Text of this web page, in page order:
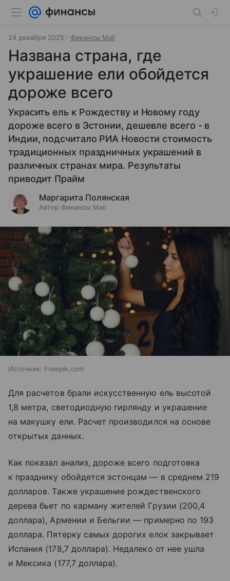
24 декабря 2025 Финансы Mail
Названа страна, где
украшение ели обойдется
дороже всего
Украсить ель к Рождеству и Новому году
дороже всего в Эстонии, дешевле всего - в
Индии, подсчитало РИА Новости стоимость
традиционных праздничных украшений в
различных странах мира. Результаты
приводит Прайм
Маргарита Полянская
Автор Финансы Mail
Источник: Freepik.com
Для расчетов брали искусственную ель высотой
1,8 метра, светодиодную гирлянду и украшение
на макушку ели. Расчет производился на основе
открытых данных.
Как показал анализ, дороже всего подготовка
к празднику обойдется эстонцам — в среднем 219
долларов. Также украшение рождественского
дерева бьет по карману жителей Грузии (200,4
доллара), Армении и Бельгии — примерно по 193
доллара. Пятерку самых дорогих елок закрывает
Испания (178,7 доллара). Недалеко от нее ушла
и Мексика (177,7 доллара).